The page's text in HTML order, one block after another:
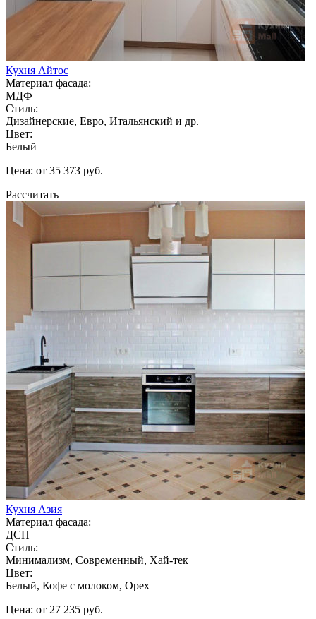
Кухня Айтос
Материал фасада:
МДФ
Стиль:
Дизайнерские, Евро, Итальянский и др.
Цвет:
Белый
Цена: от 35 373 руб.
Рассчитать
Кухня Азия
Материал фасада:
ДСП
Стиль:
Минимализм, Современный, Хай-тек
Цвет:
Белый, Кофе с молоком, Орех
Цена: от 27 235 руб.